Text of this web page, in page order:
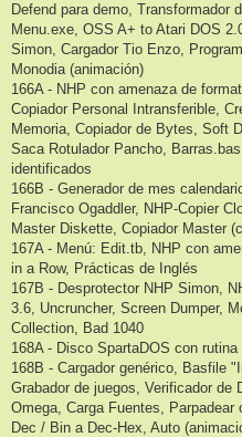
Defend para demo, Transformador
Menu.exe, OSS A+ to Atari DOS
Simon, Cargador Tio Enzo,
Monodia (animación)
166A - NHP con amenaza de
Copiador Personal Intransferible,
Memoria, Copiador de Bytes, Soft
Saca Rotulador Pancho,
identificados
166B - Generador de mes
Francisco Ogaddler, NHP-Copier
Master Diskette, Copiador Master
167A - Menú: Edit.tb, NHP con
in a Row, Prácticas de Inglés
167B - Desprotector NHP Simon,
3.6, Uncruncher, Screen Dumper,
Collection, Bad 1040
168A - Disco SpartaDOS con rutina
168B - Cargador genérico, Basfile
Grabador de juegos, Verificador de
Omega, Carga Fuentes,
Dec / Bin a Dec-Hex, Auto